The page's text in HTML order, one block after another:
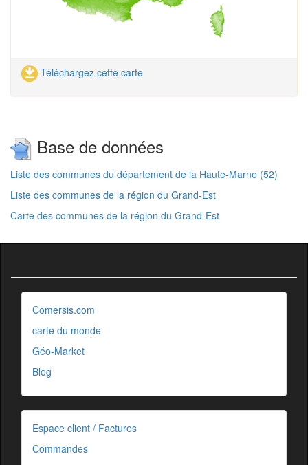
Téléchargez cette carte
Base de données
Liste des communes du département de la Haute-Marne (52)
Liste des communes de la région du Grand-Est
Carte des communes de la région du Grand-Est
Comersis.com
carte du monde
Géo-Market
Blog
Espace client / Factures
Commandes